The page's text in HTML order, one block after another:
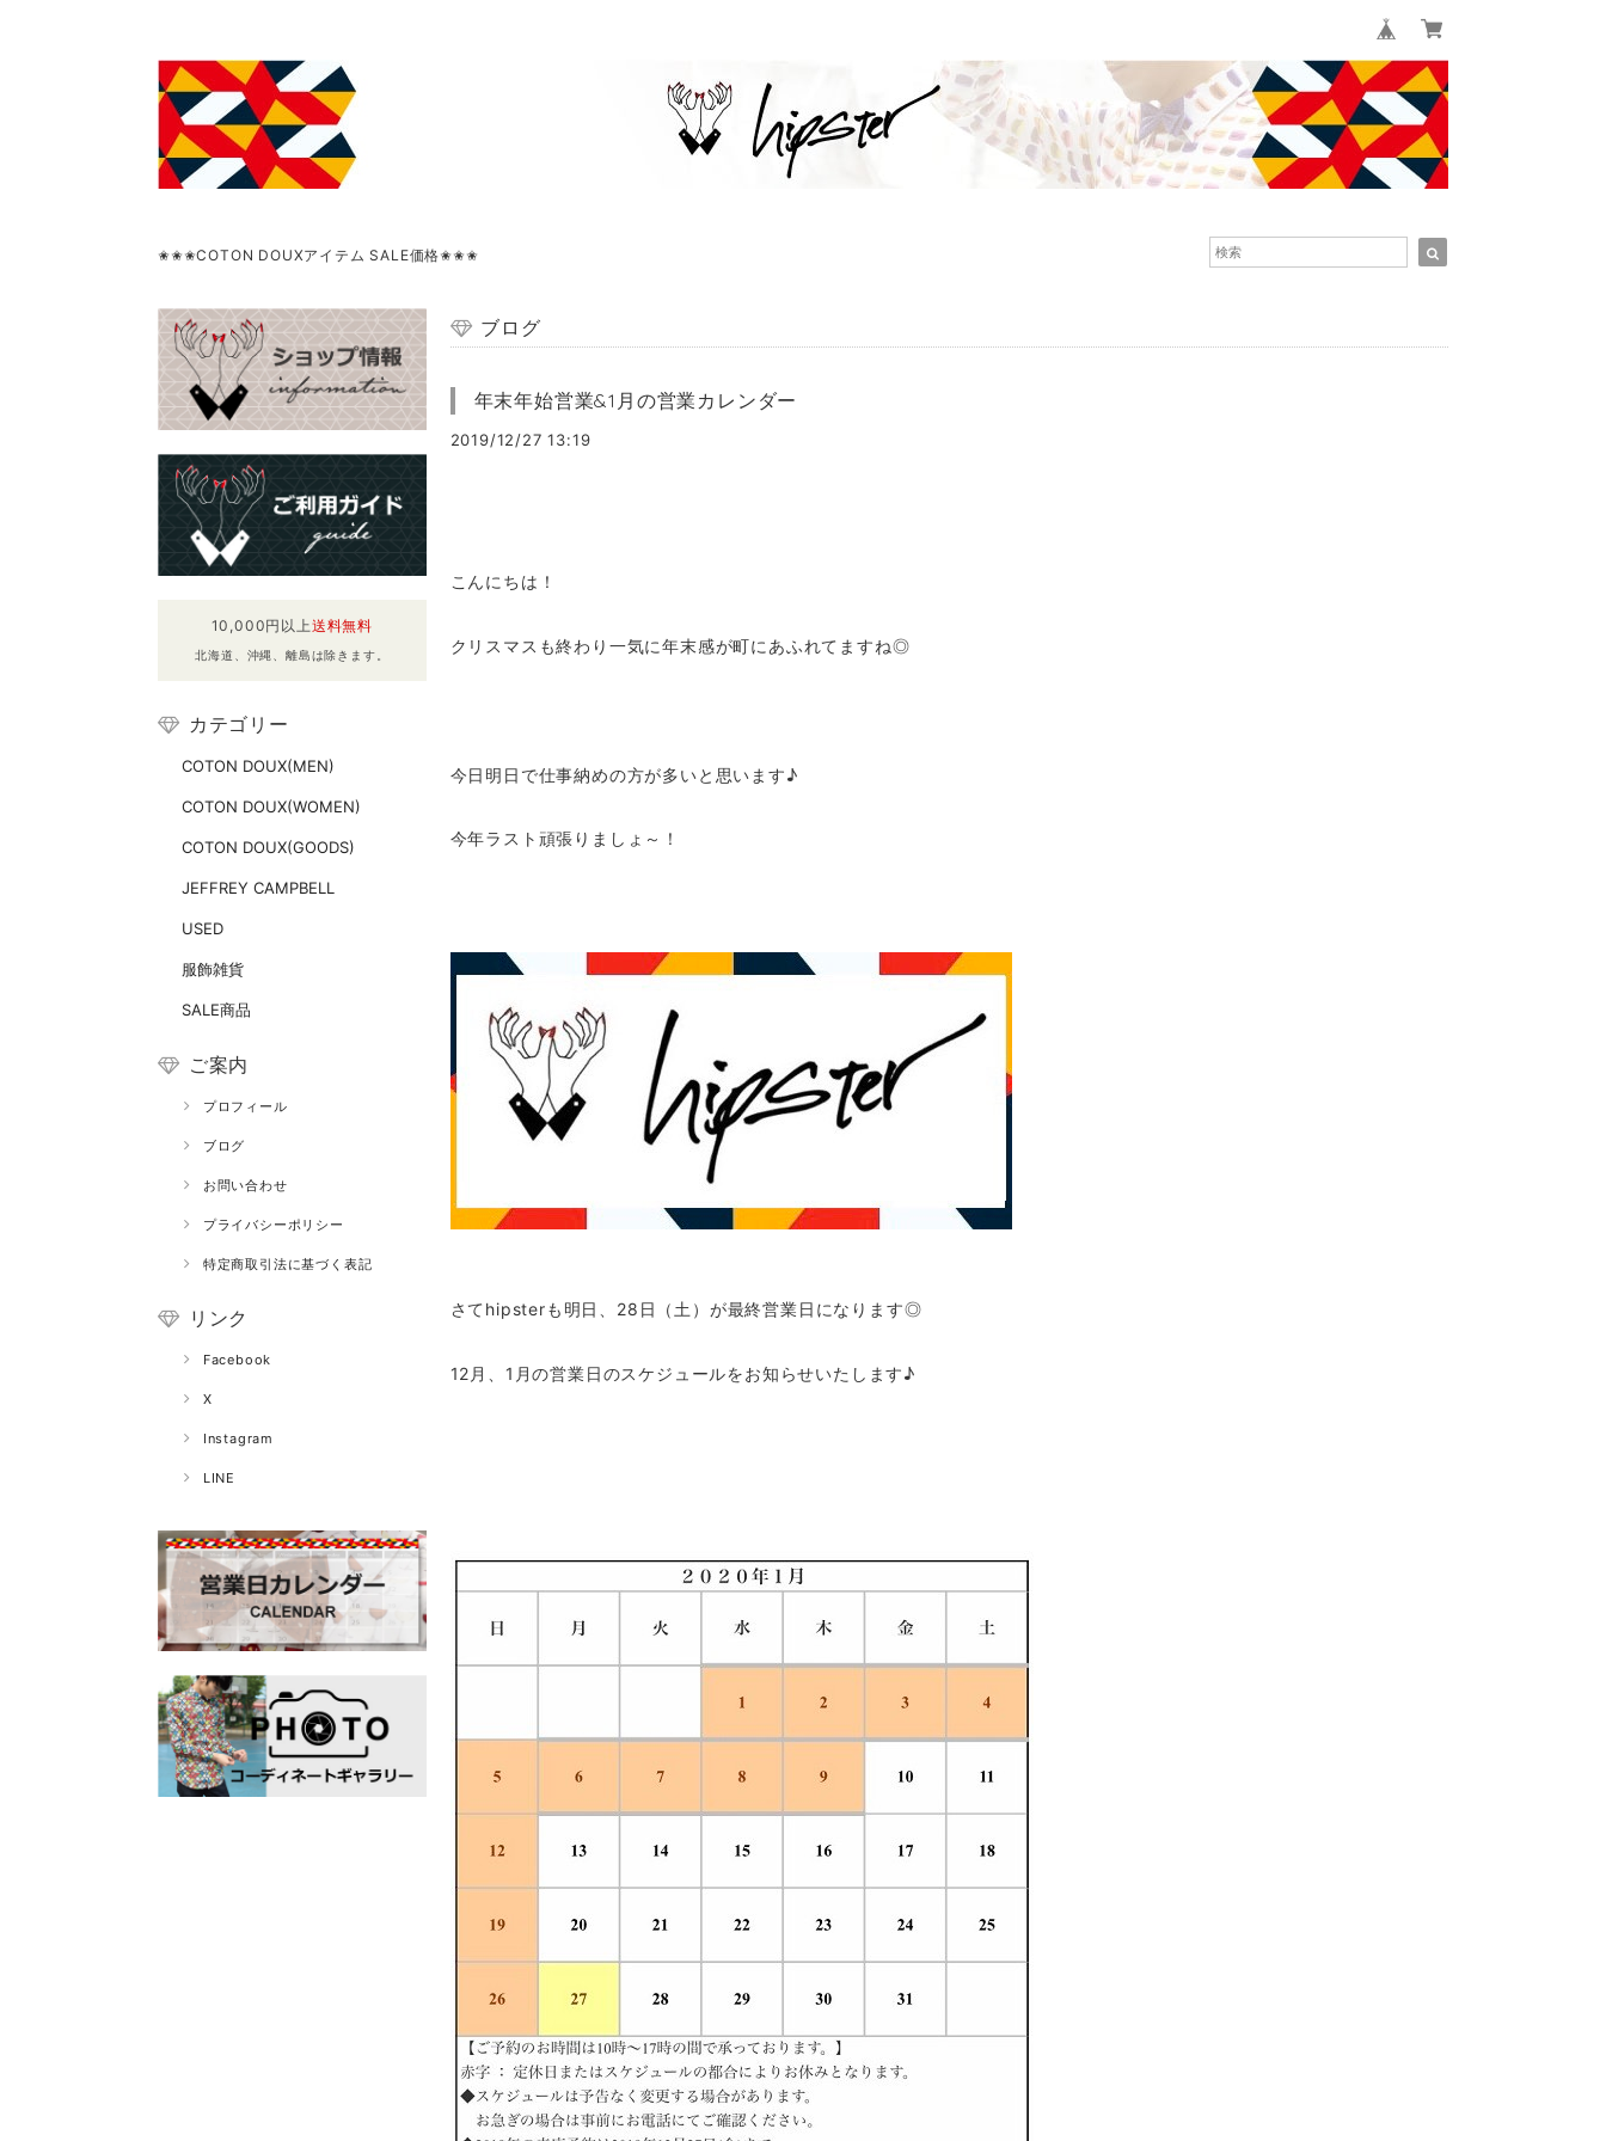
✬✬✬COTON DOUXアイテム SALE価格✬✬✬
10,000円以上送料無料
北海道、沖縄、離島は除きます。
カテゴリー
COTON DOUX(MEN)
COTON DOUX(WOMEN)
COTON DOUX(GOODS)
JEFFREY CAMPBELL
USED
服飾雑貨
SALE商品
ご案内
プロフィール
ブログ
お問い合わせ
プライバシーポリシー
特定商取引法に基づく表記
リンク
Facebook
X
Instagram
LINE
ブログ
年末年始営業&1月の営業カレンダー
2019/12/27 13:19
こんにちは！
クリスマスも終わり一気に年末感が町にあふれてますね◎
今日明日で仕事納めの方が多いと思います♪
今年ラスト頑張りましょ～！
さてhipsterも明日、28日（土）が最終営業日になります◎
12月、1月の営業日のスケジュールをお知らせいたします♪